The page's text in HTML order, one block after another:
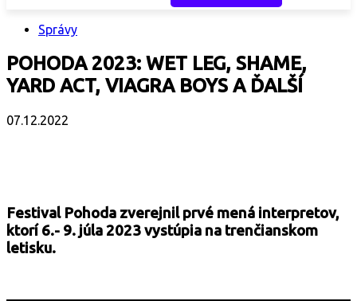
Správy
POHODA 2023: WET LEG, SHAME,
YARD ACT, VIAGRA BOYS A ĎALŠÍ
07.12.2022
Festival Pohoda zverejnil prvé mená interpretov,
ktorí 6.- 9. júla 2023 vystúpia na trenčianskom
letisku.